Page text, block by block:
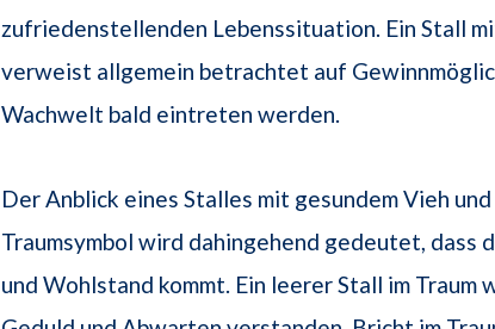
zufriedenstellenden Lebenssituation. Ein Stall
verweist allgemein betrachtet auf
Wachwelt bald eintreten werden.
Der Anblick eines Stalles mit gesundem Vieh
Traumsymbol wird dahingehend gedeutet, dass
und Wohlstand kommt. Ein leerer Stall im Traum